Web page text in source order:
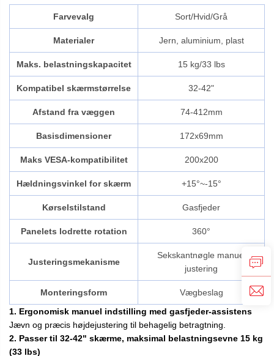
Farvevalg Sort/Hvid/Grå
Materialer Jern, aluminium, plast
Maks. belastningskapacitet 15 kg/33 lbs
Kompatibel skærmstørrelse 32-42"
Afstand fra væggen 74-412mm
Basisdimensioner 172x69mm
Maks VESA-kompatibilitet 200x200
Hældningsvinkel for skærm +15°~-15°
Kørselstilstand Gasfjeder
Panelets lodrette rotation 360°
Justeringsmekanisme
Sekskantnøgle manuel
justering
Monteringsform
Vægbeslag
1. Ergonomisk manuel indstilling med gasfjeder-assistens
Jævn og præcis højdejustering til behagelig betragtning.
2. Passer til 32-42" skærme, maksimal belastningsevne 15 kg
(33 lbs)